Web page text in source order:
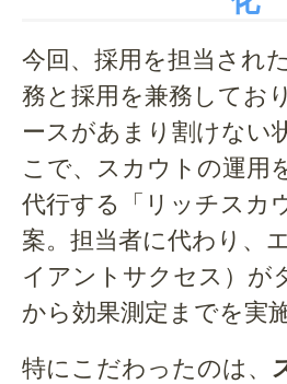
今回、採用を担当され
務と採用を兼務してお
ースがあまり割けない
こで、スカウトの運用
代行する「リッチスカ
案。担当者に代わり、
イアントサクセス）が
から効果測定までを実
特にこだわったのは、